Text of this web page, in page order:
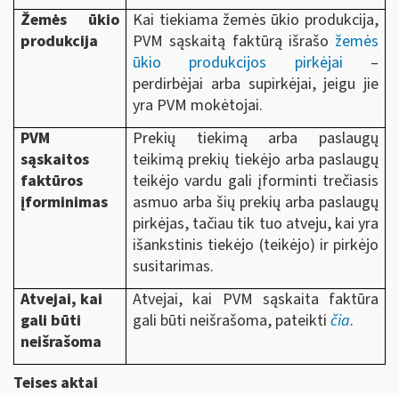
Žemės ūkio
produkcija
Kai tiekiama žemės ūkio produkcija,
PVM sąskaitą faktūrą išrašo žemės
ūkio produkcijos pirkėjai –
perdirbėjai arba supirkėjai, jeigu jie
yra PVM mokėtojai.
PVM
sąskaitos
faktūros
įforminimas
Prekių tiekimą arba paslaugų
teikimą prekių tiekėjo arba paslaugų
teikėjo vardu gali įforminti trečiasis
asmuo arba šių prekių arba paslaugų
pirkėjas, tačiau tik tuo atveju, kai yra
išankstinis tiekėjo (teikėjo) ir pirkėjo
susitarimas.
Atvejai, kai
gali būti
neišrašoma
Atvejai, kai PVM sąskaita faktūra
gali būti neišrašoma, pateiktičia.
Teises aktai